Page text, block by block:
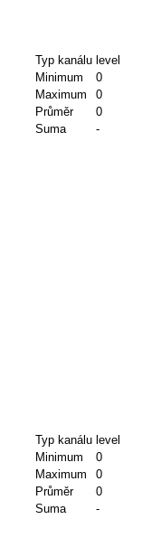
Typ kanálu level
Minimum
0
Maximum
0
Průměr
0
Suma
-
Typ kanálu level
Minimum
0
Maximum
0
Průměr
0
Suma
-